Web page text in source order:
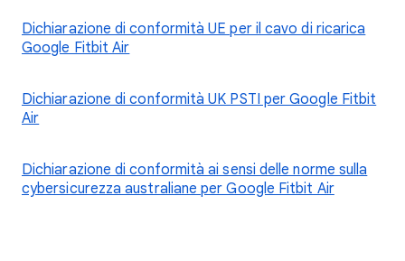
Dichiarazione di conformità UE per il cavo di ricarica
Google Fitbit Air
Dichiarazione di conformità UK PSTI per Google Fitbit
Air
Dichiarazione di conformità ai sensi delle norme sulla
cybersicurezza australiane per Google Fitbit Air